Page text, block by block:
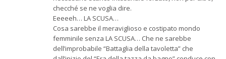
checché se ne voglia dire.
Eeeeeh… LA SCUSA…
Cosa sarebbe il meraviglioso e costipato mondo
femminile senza LA SCUSA… Che ne sarebbe
dell’improbabile “Battaglia della tavoletta” che